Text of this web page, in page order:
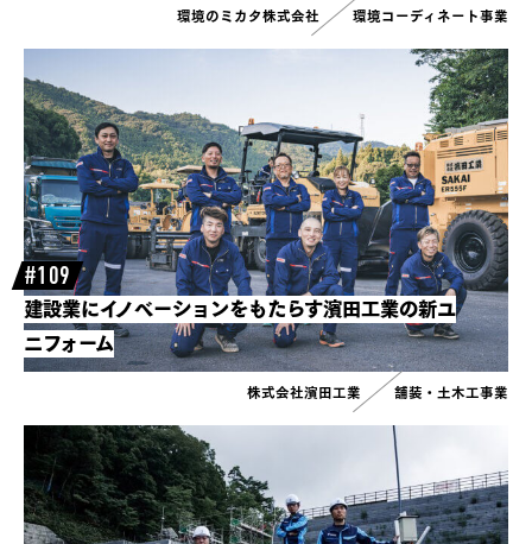
環境のミカタ株式会社 環境コーディネート事業
#109
建設業にイノベーションをもたらす濱田工業の新ユ
ニフォーム
株式会社濱田工業 舗装・土木工事業